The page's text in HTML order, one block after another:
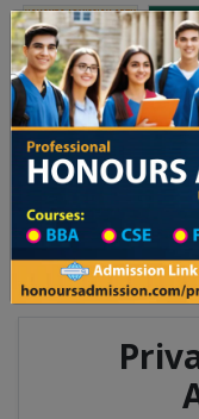
Toggle
Updates
২৬ শিক্ষাবর্ষের ১ম বর্ষের ভর্তি
Teachers Training in